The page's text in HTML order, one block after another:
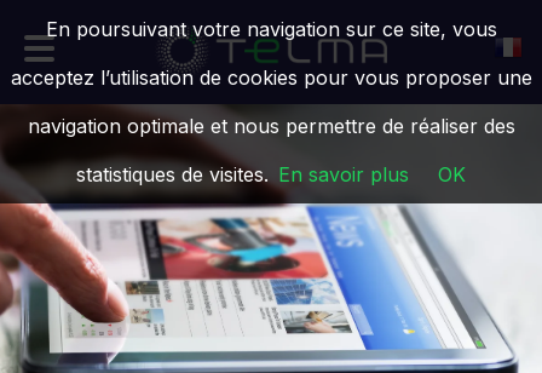
En poursuivant votre navigation sur ce site, vous
acceptez l’utilisation de cookies pour vous proposer une
navigation optimale et nous permettre de réaliser des
statistiques de visites. En savoir plus OK